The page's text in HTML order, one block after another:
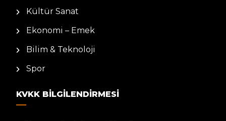
Kültür Sanat
Ekonomi – Emek
Bilim & Teknoloji
Spor
KVKK BILGILENDIRMESI